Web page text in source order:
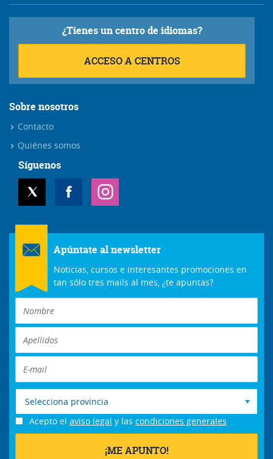
¿Tienes un centro de idiomas?
ACCESO A CENTROS
Sobre nosotros
Contacto
Quiénes somos
Síguenos
Apúntate al newsletter
Noticias, cursos e interesantes promociones en
tan sólo tres mails al mes, ¿te apuntas?
Selecciona provincia
Acepto el aviso legal y las condiciones generales